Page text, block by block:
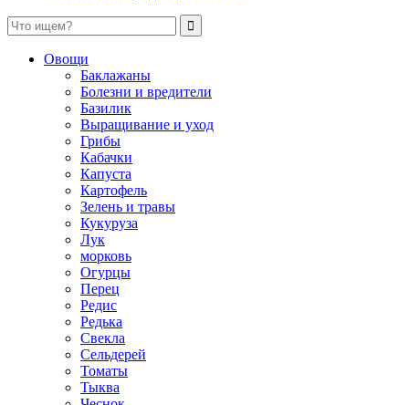
Овощи
Баклажаны
Болезни и вредители
Базилик
Выращивание и уход
Грибы
Кабачки
Капуста
Картофель
Зелень и травы
Кукуруза
Лук
морковь
Огурцы
Перец
Редис
Редька
Свекла
Сельдерей
Томаты
Тыква